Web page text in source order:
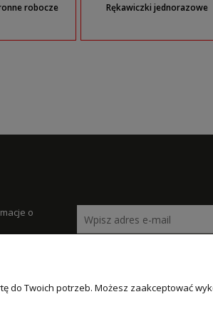
robocze Rękawiczki jednorazowe
o
PŁATNOŚCI I
INFORMACJE
Twoich potrzeb. Możesz zaakceptować